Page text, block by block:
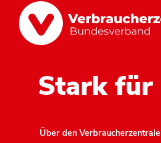
Stark für
Über den